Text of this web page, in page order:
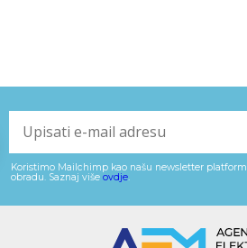
Koristimo Mailchimp kao našu newsletter
obradu. Saznaj više ovdje.